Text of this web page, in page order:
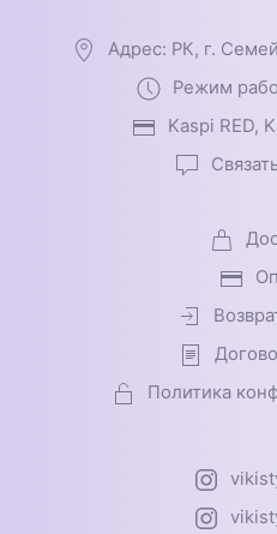
Адрес: РК, г.
Режим
Kaspi RED,
Политика